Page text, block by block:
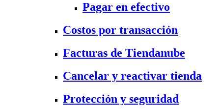
Pagar en efectivo
Costos por transacción
Facturas de Tiendanube
Cancelar y reactivar tienda
Protección y seguridad